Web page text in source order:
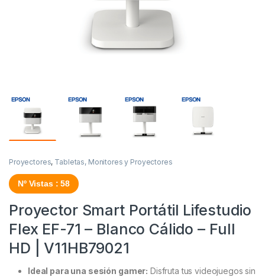
Proyectores, Tabletas, Monitores y Proyectores
Nº Vistas : 58
Proyector Smart Portátil Lifestudio
Flex EF-71 – Blanco Cálido – Full
HD | V11HB79021
Ideal para una sesión gamer: Disfruta tus videojuegos sin